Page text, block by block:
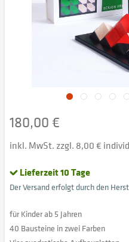
180,00 €
inkl. MwSt. zzgl. 8,00 €
Lieferzeit 10 Tage
Der Versand erfolgt durch den
für Kinder ab 5 Jahren
40 Bausteine in zwei Farben